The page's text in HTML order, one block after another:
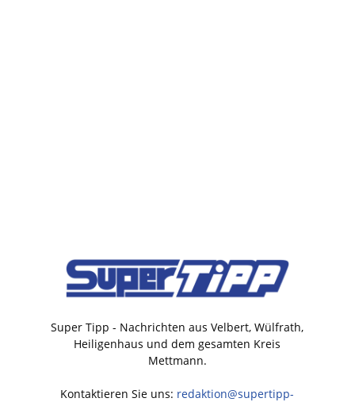
Super Tipp - Nachrichten aus Velbert, Wülfrath,
Heiligenhaus und dem gesamten Kreis
Mettmann.
Kontaktieren Sie uns: redaktion@supertipp-